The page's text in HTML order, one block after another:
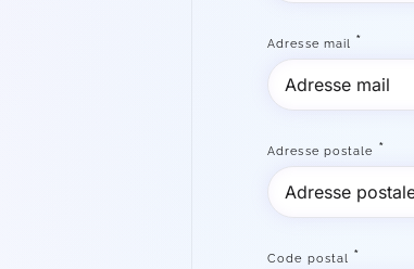
Adresse mail *
Adresse postale *
Code postal *